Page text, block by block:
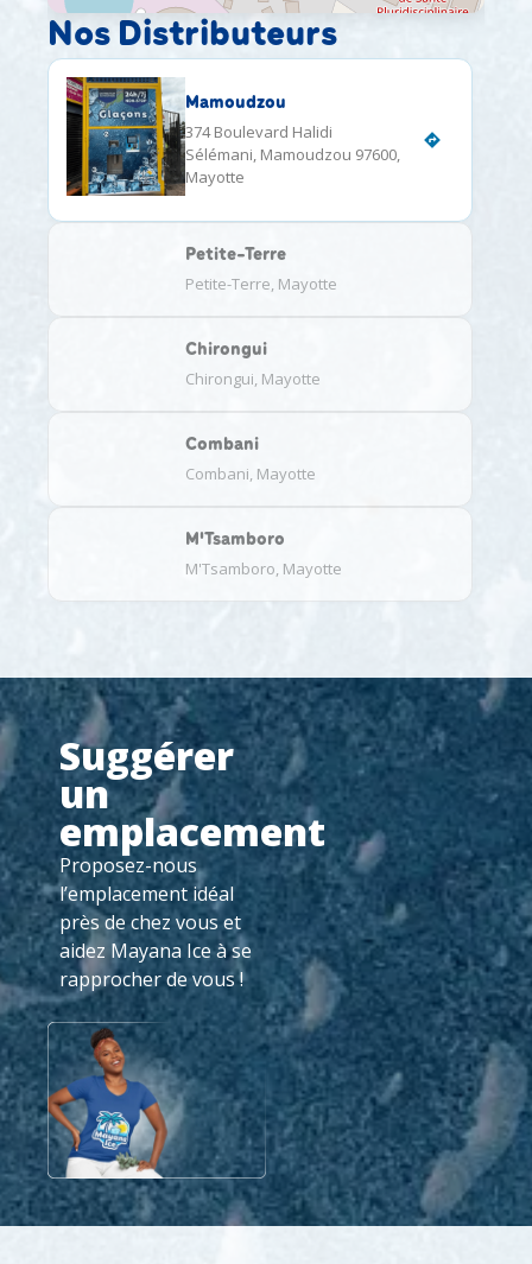
Nos Distributeurs
Mamoudzou
374 Boulevard Halidi
Sélémani, Mamoudzou 97600,
Mayotte
Petite-Terre
Petite-Terre, Mayotte
Chirongui
Chirongui, Mayotte
Combani
Combani, Mayotte
M'Tsamboro
M'Tsamboro, Mayotte
Suggérer
un
emplacement
Proposez-nous
l’emplacement idéal
près de chez vous et
aidez Mayana Ice à se
rapprocher de vous !